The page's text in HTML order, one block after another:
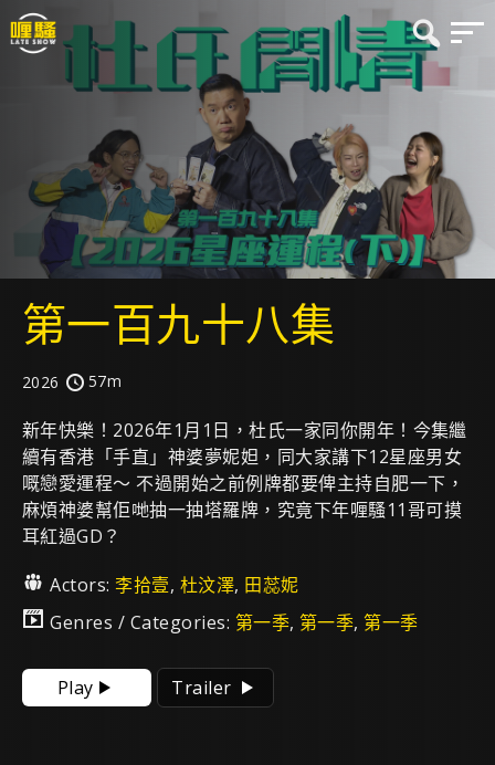
第一百九十八集
2026 57m
新年快樂！2026年1月1日，杜氏一家同你開年！今集繼
續有香港「手直」神婆夢妮妲，同大家講下12星座男女
嘅戀愛運程～ 不過開始之前例牌都要俾主持自肥一下，
麻煩神婆幫佢哋抽一抽塔羅牌，究竟下年喱騷11哥可摸
耳紅過GD？
Actors:李拾壹, 杜汶澤, 田蕊妮
Genres / Categories: 第一季, 第一季, 第一季
Play Trailer